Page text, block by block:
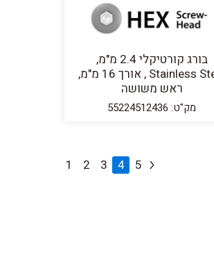
בורג קורטיקלי 2.4 מ"מ,
Stainless Steel , אורך 16 מ"מ,
ראש משושה
מק"ט: 55224512436
1 2 3 4 5